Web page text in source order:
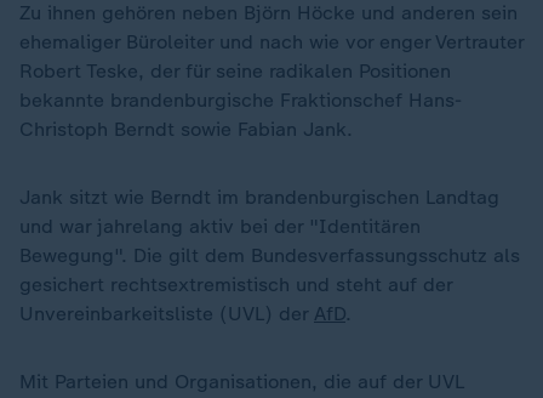
Zu ihnen gehören neben Björn Höcke und anderen sein
ehemaliger Büroleiter und nach wie vor enger Vertrauter
Robert Teske, der für seine radikalen Positionen
bekannte brandenburgische Fraktionschef Hans-
Christoph Berndt sowie Fabian Jank.
Jank sitzt wie Berndt im brandenburgischen Landtag
und war jahrelang aktiv bei der "Identitären
Bewegung". Die gilt dem Bundesverfassungsschutz als
gesichert rechtsextremistisch und steht auf der
Unvereinbarkeitsliste (UVL) der AfD.
Mit Parteien und Organisationen, die auf der UVL